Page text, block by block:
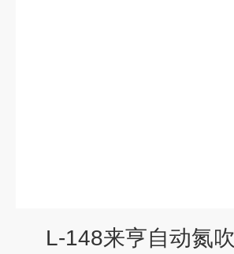
L-148来亨自动氮